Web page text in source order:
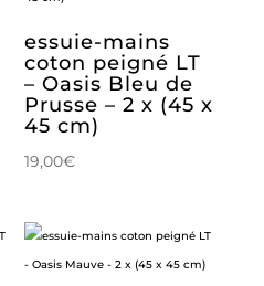
essuie-mains
coton peigné LT
– Oasis Bleu de
Prusse – 2 x (45 x
45 cm)
19,00€